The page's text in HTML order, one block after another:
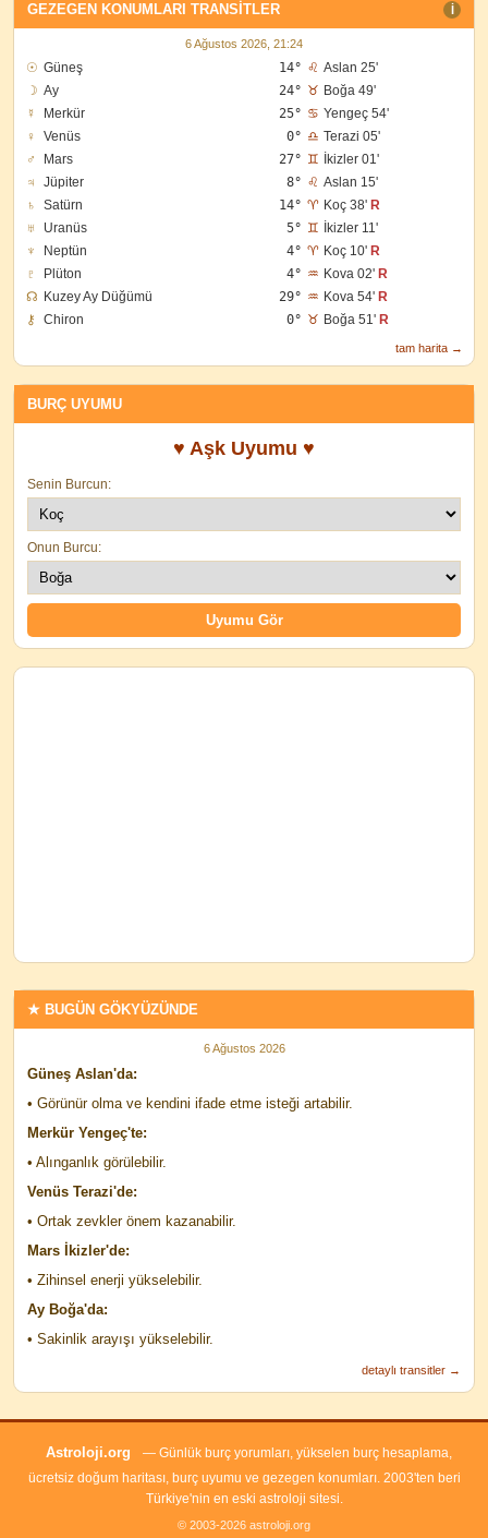
★ BUGÜN GÖKYÜZÜNDE
6 Ağustos 2026
Güneş Aslan'da:
• Görünür olma ve kendini ifade etme isteği artabilir.
Merkür Yengeç'te:
• Alınganlık görülebilir.
Venüs Terazi'de:
• Ortak zevkler önem kazanabilir.
Mars İkizler'de:
• Zihinsel enerji yükselebilir.
Ay Boğa'da:
• Sakinlik arayışı yükselebilir.
detaylı transitler →
GEZEGEN KONUMLARI TRANSITLER I
6 Ağustos 2026, 21:24
☉ Güneş 14° ♌ Aslan 25'
☽ Ay 24° ♉ Boğa 49'
☿
Merkür 25° ♋ Yengeç 54'
♀
Venüs 0° ♎ Terazi 05'
♂
Mars 27° ♊
İkizler 01'
♃
Jüpiter 8° ♌ Aslan 15'
♄
Satürn 14° ♈ Koç 38' R
♅
Uranüs 5° ♊
İkizler 11'
♆
Neptün 4° ♈ Koç 10' R
♇
Plüton 4° ♒ Kova 02' R
☊ Kuzey Ay Düğümü 29° ♒ Kova 54' R
⚷
Chiron 0° ♉ Boğa 51' R
tam harita →
BURÇ UYUMU
♥ Aşk Uyumu ♥
Senin Burcun:
Onun Burcu:
Astroloji.org
— Günlük burç yorumları, yükselen burç hesaplama,
ücretsiz doğum haritası, burç uyumu ve gezegen konumları. 2003'ten beri
Türkiye'nin en eski astroloji sitesi.
© 2003-2026 astroloji.org